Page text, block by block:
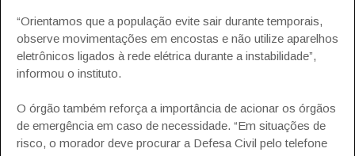
“Orientamos que a população evite sair durante temporais,
observe movimentações em encostas e não utilize aparelhos
eletrônicos ligados à rede elétrica durante a instabilidade”,
informou o instituto.
O órgão também reforça a importância de acionar os órgãos
de emergência em caso de necessidade. “Em situações de
risco, o morador deve procurar a Defesa Civil pelo telefone